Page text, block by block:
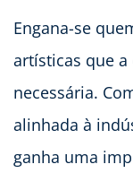
Engana-se
artísticas que
necessária.
alinhada à
ganha uma